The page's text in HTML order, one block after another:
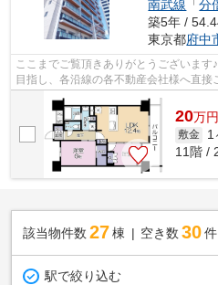
南武線 「分
築5年 /
東京都府中
ここまでご覧頂きありがとうございま
目指し、各沿線の各不動産会社様へ直接
様へ提供しております！最新の情報は...
20万円
敷金 1
11階 /
該当物件数 27棟 空き数 30 件
駅で絞り込む